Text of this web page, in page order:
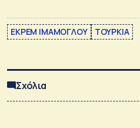
ΕΚΡΕΜ ΙΜΑΜΟΓΛΟΥ ΤΟΥΡΚΙΑ
Σχόλια